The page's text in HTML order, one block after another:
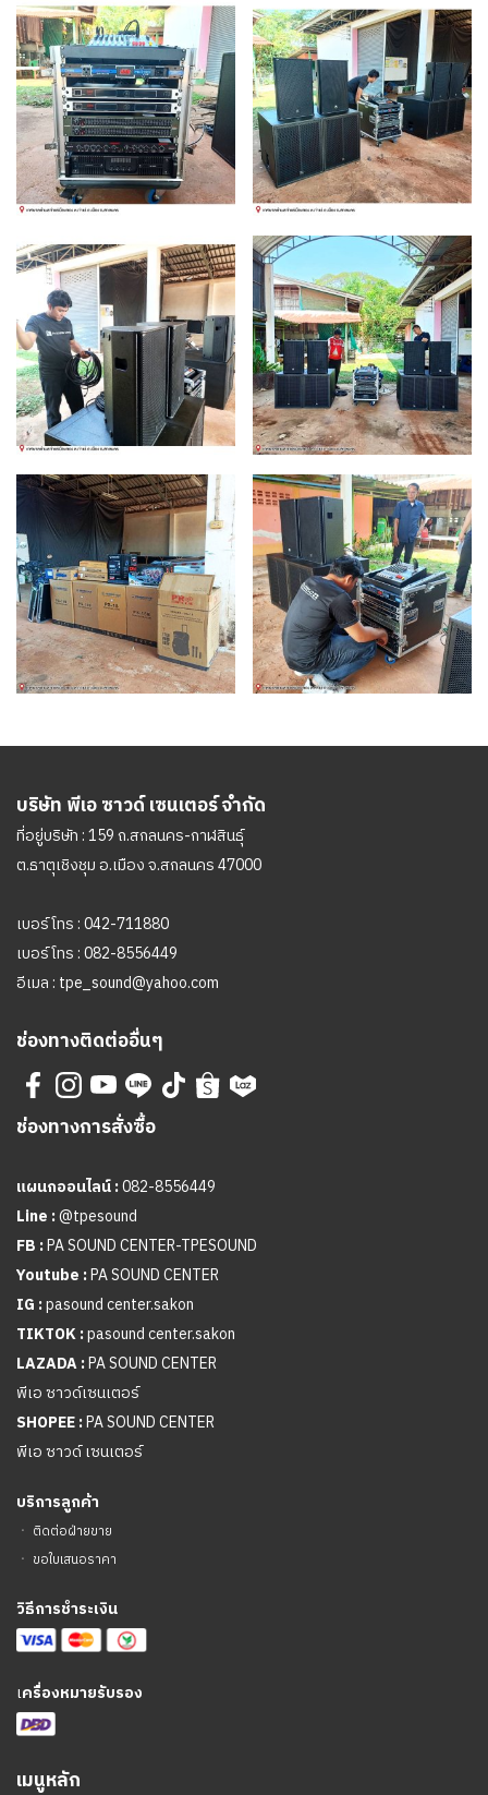
บริษัท พีเอ ซาวด์ เซนเตอร์ จำกัด
ที่อยู่บริษัท : 159 ถ.สกลนคร-กาฬสินธุ์
ต.ธาตุเชิงชุม อ.เมือง จ.สกลนคร 47000
เบอร์โทร :042-711880
เบอร์โทร :082-8556449
อีเมล : tpe_sound@yahoo.com
ช่องทางติดต่ออื่นๆ
ช่องทางการสั่งซื้อ
แผนกออนไลน์ :082-8556449
Line :@tpesound
FB :PA SOUND CENTER-TPESOUND
Youtube :PA SOUND CENTER
IG :pasound center.sakon
TIKTOK :pasound center.sakon
LAZADA :PA SOUND CENTER
พีเอ ซาวด์เซนเตอร์
SHOPEE :PA SOUND CENTER
พีเอ ซาวด์ เซนเตอร์
บริการลูกค้า
ㆍ ติดต่อฝ่ายขาย
ㆍ ขอใบเสนอราคา
วิธีการชำระเงิน
เครื่องหมายรับรอง
เมนูหลัก